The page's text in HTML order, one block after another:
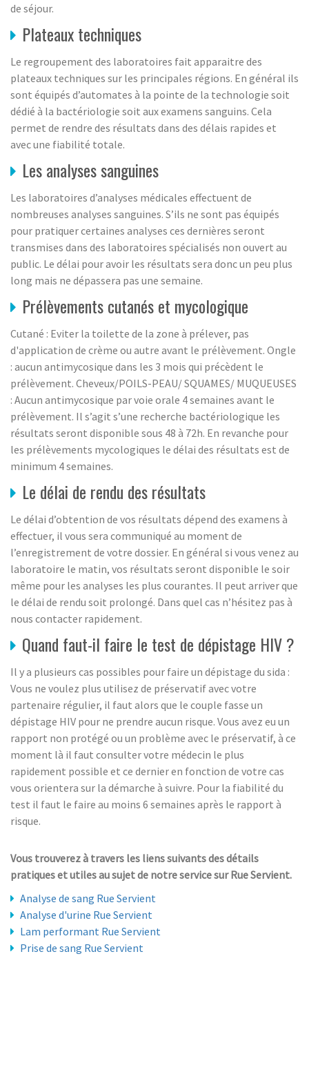
de séjour.
Plateaux techniques
Le regroupement des laboratoires fait apparaitre des
plateaux techniques sur les principales régions. En général ils
sont équipés d’automates à la pointe de la technologie soit
dédié à la bactériologie soit aux examens sanguins. Cela
permet de rendre des résultats dans des délais rapides et
avec une fiabilité totale.
Les analyses sanguines
Les laboratoires d’analyses médicales effectuent de
nombreuses analyses sanguines. S’ils ne sont pas équipés
pour pratiquer certaines analyses ces dernières seront
transmises dans des laboratoires spécialisés non ouvert au
public. Le délai pour avoir les résultats sera donc un peu plus
long mais ne dépassera pas une semaine.
Prélèvements cutanés et mycologique
Cutané : Eviter la toilette de la zone à prélever, pas
d'application de crème ou autre avant le prélèvement. Ongle
: aucun antimycosique dans les 3 mois qui précèdent le
prélèvement. Cheveux/POILS-PEAU/ SQUAMES/ MUQUEUSES
: Aucun antimycosique par voie orale 4 semaines avant le
prélèvement. Il s’agit s’une recherche bactériologique les
résultats seront disponible sous 48 à 72h. En revanche pour
les prélèvements mycologiques le délai des résultats est de
minimum 4 semaines.
Le délai de rendu des résultats
Le délai d’obtention de vos résultats dépend des examens à
effectuer, il vous sera communiqué au moment de
l’enregistrement de votre dossier. En général si vous venez au
laboratoire le matin, vos résultats seront disponible le soir
même pour les analyses les plus courantes. Il peut arriver que
le délai de rendu soit prolongé. Dans quel cas n’hésitez pas à
nous contacter rapidement.
Quand faut-il faire le test de dépistage HIV ?
Il y a plusieurs cas possibles pour faire un dépistage du sida :
Vous ne voulez plus utilisez de préservatif avec votre
partenaire régulier, il faut alors que le couple fasse un
dépistage HIV pour ne prendre aucun risque. Vous avez eu un
rapport non protégé ou un problème avec le préservatif, à ce
moment là il faut consulter votre médecin le plus
rapidement possible et ce dernier en fonction de votre cas
vous orientera sur la démarche à suivre. Pour la fiabilité du
test il faut le faire au moins 6 semaines après le rapport à
risque.
Vous trouverez à travers les liens suivants des détails
pratiques et utiles au sujet de notre service sur Rue Servient.
Analyse de sang Rue Servient
Analyse d'urine Rue Servient
Lam performant Rue Servient
Prise de sang Rue Servient